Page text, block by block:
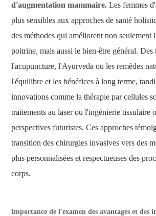
d'augmentation mammaire. Les femmes
plus sensibles aux approches de santé
des méthodes qui améliorent non seulement
poitrine, mais aussi le bien-être général. Des
l'acupuncture, l'Ayurveda ou les remèdes
l'équilibre et les bénéfices à long terme,
innovations comme la thérapie par cellules
traitements au laser ou l'ingénierie tissulaire
perspectives futuristes. Ces approches
transition des chirurgies invasives vers des
plus personnalisées et respectueuses des
corps.
Importance de l'examen des avantages et des